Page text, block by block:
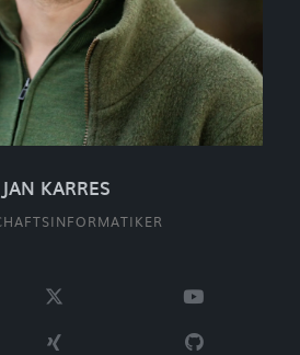
JAN KARRES